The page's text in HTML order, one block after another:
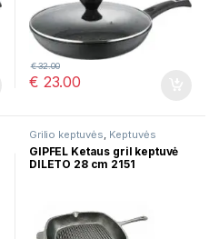
€ 23.00
€32.00
Grilio keptuvės, Keptuvės
GIPFEL Ketaus gril keptuvė
DILETO 28 cm 2151